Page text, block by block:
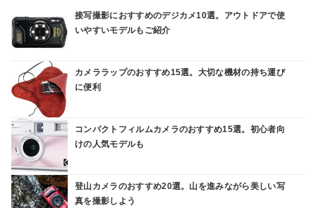
接写撮影におすすめのデジカメ10選。アウトドアで使
いやすいモデルもご紹介
カメララップのおすすめ15選。大切な機材の持ち運び
に便利
コンパクトフィルムカメラのおすすめ15選。初心者向
けの人気モデルも
登山カメラのおすすめ20選。山を進みながら美しい写
真を撮影しよう